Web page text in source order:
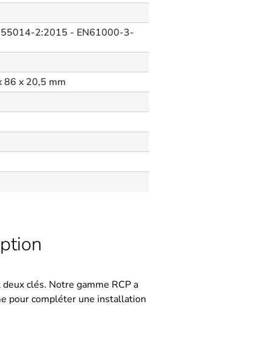
2:2015 - EN61000-3-
86 x 20,5 mm
clés. Notre gamme RCP a
pour compléter une installation